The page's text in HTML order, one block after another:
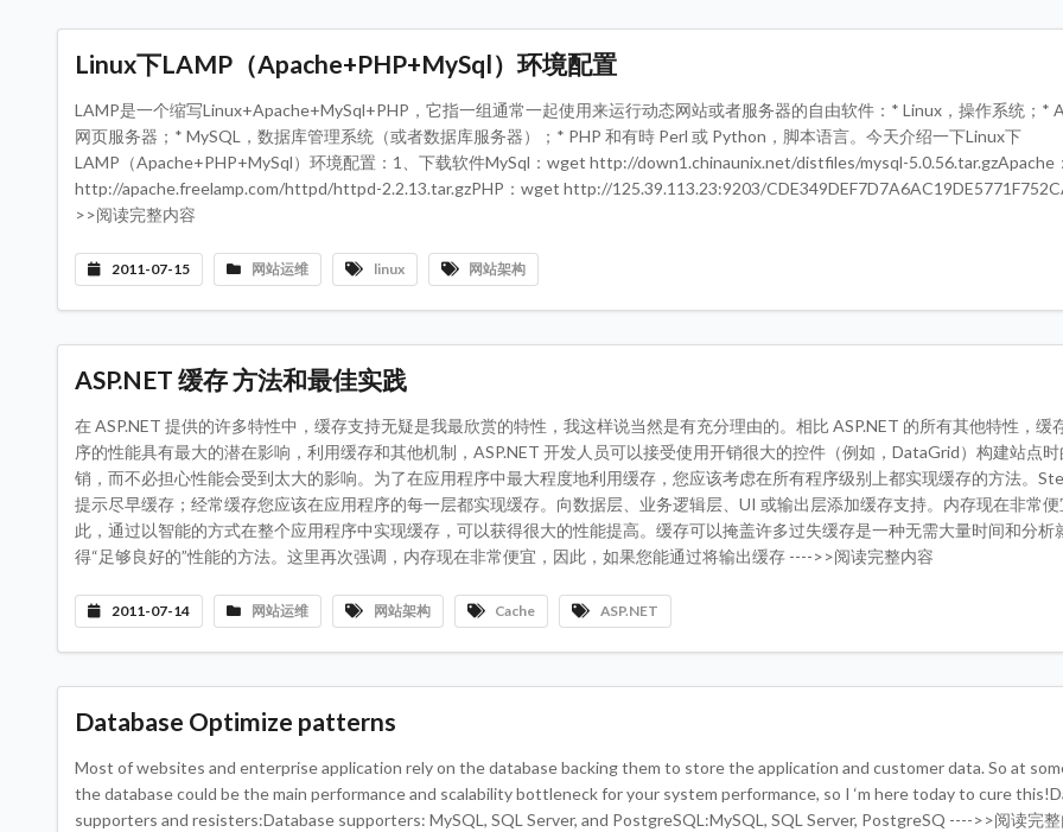
Linux下LAMP（Apache+PHP+MySql）环境配置
LAMP是一个缩写Linux+Apache+MySql+PHP，它指一组通常一起使用来运行动态网站或者服务器的自由软件：* Linux，操作系统；*
网页服务器；* MySQL，数据库管理系统（或者数据库服务器）；* PHP 和有時 Perl 或 Python，脚本语言。今天介绍一下Linux下
LAMP（Apache+PHP+MySql）环境配置：1、下载软件MySql：wget http://down1.chinaunix.net/distfiles/mysql-5.0.56.tar.gzApache
http://apache.freelamp.com/httpd/httpd-2.2.13.tar.gzPHP：wget http://125.39.113.23:9203/
>>阅读完整内容
2011-07-15 网站运维 linux 网站架构
ASP.NET 缓存 方法和最佳实践
在 ASP.NET 提供的许多特性中，缓存支持无疑是我最欣赏的特性，我这样说当然是有充分理由的。相比 ASP.NET 的所有其他特性，缓
序的性能具有最大的潜在影响，利用缓存和其他机制，ASP.NET 开发人员可以接受使用开销很大的控件（例如，DataGrid）构建站点
销，而不必担心性能会受到太大的影响。为了在应用程序中最大程度地利用缓存，您应该考虑在所有程序级别上都实现缓存的方法。
提示尽早缓存；经常缓存您应该在应用程序的每一层都实现缓存。向数据层、业务逻辑层、UI 或输出层添加缓存支持。内存现在非常
此，通过以智能的方式在整个应用程序中实现缓存，可以获得很大的性能提高。缓存可以掩盖许多过失缓存是一种无需大量时间和分析
得“足够良好的”性能的方法。这里再次强调，内存现在非常便宜，因此，如果您能通过将输出缓存 ---->>阅读完整内容
2011-07-14 网站运维 网站架构 Cache ASP.NET
Database Optimize patterns
Most of websites and enterprise application rely on the database backing them to store the application and customer data. So at
the database could be the main performance and scalability bottleneck for your system performance, so I ‘m here today to cure
supporters and resisters:Database supporters: MySQL, SQL Server, and PostgreSQL:MySQL, SQL Server, PostgreSQ ---->>阅读完